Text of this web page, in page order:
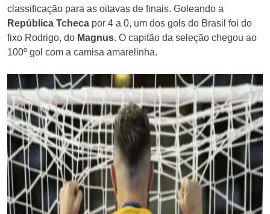
classificação para as oitavas de finais. Goleando a
República Tcheca por 4 a 0, um dos gols do Brasil foi do
fixo Rodrigo, do Magnus. O capitão da seleção chegou ao
100º gol com a camisa amarelinha.